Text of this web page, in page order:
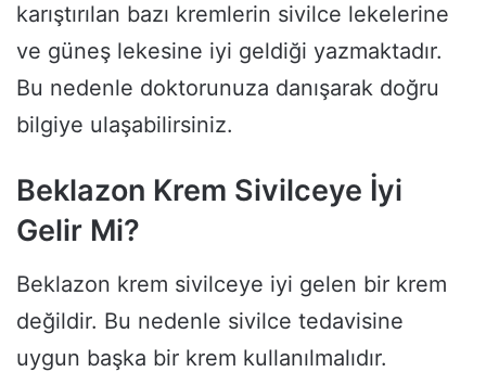
karıştırılan bazı kremlerin sivilce lekelerine
ve güneş lekesine iyi geldiği yazmaktadır.
Bu nedenle doktorunuza danışarak doğru
bilgiye ulaşabilirsiniz.
Beklazon Krem Sivilceye İyi
Gelir Mi?
Beklazon krem sivilceye iyi gelen bir krem
değildir. Bu nedenle sivilce tedavisine
uygun başka bir krem kullanılmalıdır.